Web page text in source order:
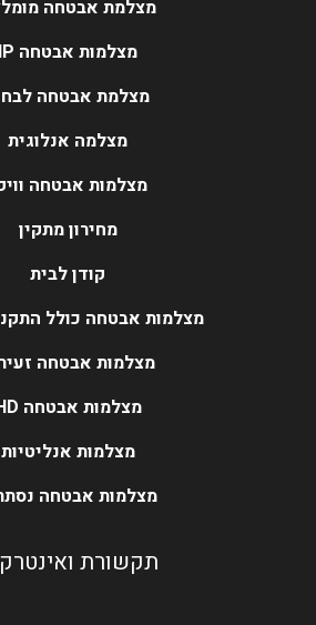
מצלמת אבטחה
מצלמות אבטחה IP
מצלמת אבטחה
מצלמה אנלוגית
מצלמות אבטחה
מחירון מתקין
קודן לבית
מצלמות אבטחה כולל
מצלמות אבטחה
מצלמות אבטחה HD
מצלמות אנליטיות
מצלמות אבטחה
תקשורת